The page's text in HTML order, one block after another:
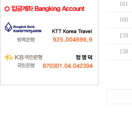
161
160
159
158